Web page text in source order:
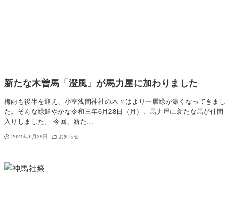
新たな木曽馬「澄風」が馬力屋に加わりました
梅雨も後半を迎え、小室浅間神社の木々はより一層緑が濃くなってきま
た。そんな緑鮮やかな令和三年6月28日（月）、馬力屋に新たな馬が仲間
入りしました。 今回、新た…
2021年6月29日 お知らせ